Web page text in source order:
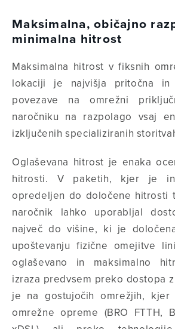
Maksimalna, običajno
minimalna hitrost
Maksimalna hitrost v fiksnih
lokaciji je najvišja pritočna in
povezave na omrežni
naročniku na razpolago vsaj
izključenih specializiranih
Oglaševana hitrost je enaka
hitrosti. V paketih, kjer je
opredeljen do določene hitrosti
naročnik lahko uporabljal
največ do višine, ki je
upoštevanju fizične omejitve
oglaševano in maksimalno
izraza predvsem preko dostopa
je na gostujočih omrežjih, kjer
omrežne opreme (BRO FTTH,